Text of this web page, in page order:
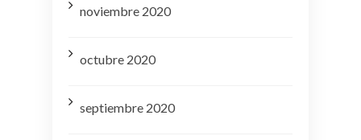
noviembre 2020
octubre 2020
septiembre 2020